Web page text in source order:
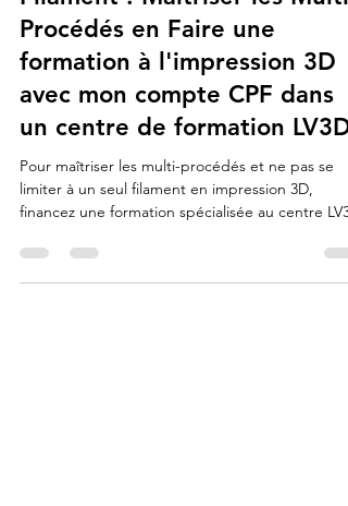
Ne Pas Se Limiter à un
Filament : Maîtriser les Multi-
Procédés en Faire une
formation à l'impression 3D
avec mon compte CPF dans
un centre de formation LV3D.
limiter à un seul filament en impression 3D,
financez une formation spécialisée au centre